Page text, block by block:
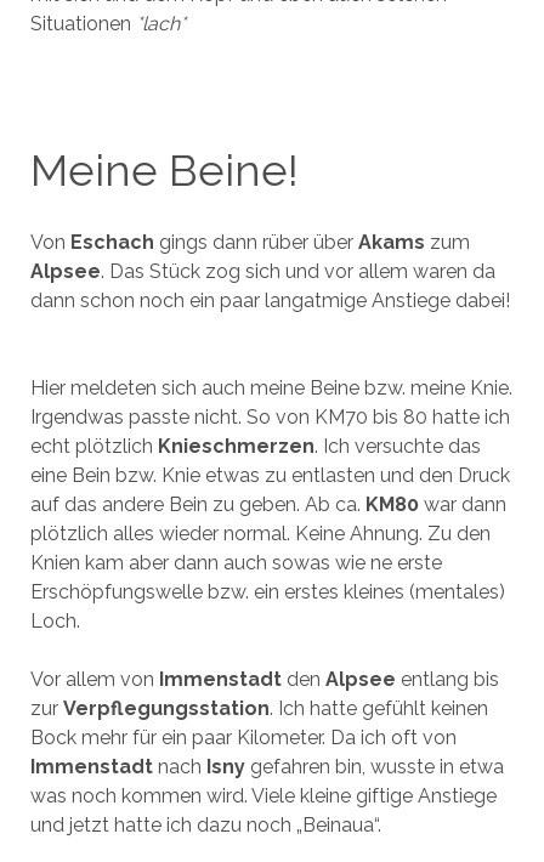
Situationen *lach*
Meine Beine!
Von Eschach gings dann rüber über Akams zum
Alpsee. Das Stück zog sich und vor allem waren da
dann schon noch ein paar langatmige Anstiege dabei!
Hier meldeten sich auch meine Beine bzw. meine Knie.
Irgendwas passte nicht. So von KM70 bis 80 hatte ich
echt plötzlich Knieschmerzen. Ich versuchte das
eine Bein bzw. Knie etwas zu entlasten und den Druck
auf das andere Bein zu geben. Ab ca. KM80war dann
plötzlich alles wieder normal. Keine Ahnung. Zu den
Knien kam aber dann auch sowas wie ne erste
Erschöpfungswelle bzw. ein erstes kleines (mentales)
Loch.
Vor allem von Immenstadt den Alpsee entlang bis
zur Verpflegungsstation. Ich hatte gefühlt keinen
Bock mehr für ein paar Kilometer. Da ich oft von
Immenstadt nach Isny gefahren bin, wusste in etwa
was noch kommen wird. Viele kleine giftige Anstiege
und jetzt hatte ich dazu noch „Beinaua“.